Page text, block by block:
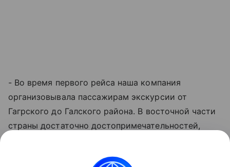
- Во время первого рейса наша компания
организовывала пассажирам экскурсии от
Гагрского до Галского района. В восточной части
страны достаточно достопримечательностей,
источников. В октябре продолжается